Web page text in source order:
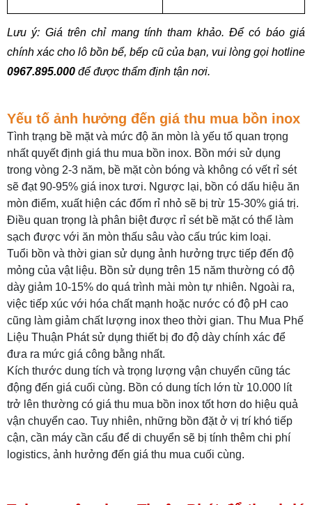
Lưu ý: Giá trên chỉ mang tính tham khảo. Để có báo giá
0967.895.000 để được thẩm định tận nơi.
Yếu tố ảnh hưởng đến giá thu mua bồn inox
Tình trạng bề mặt và mức độ ăn mòn là yếu tố quan trọng
nhất quyết định giá thu mua bồn inox. Bồn mới sử dụng
trong vòng 2-3 năm, bề mặt còn bóng và không có vết rỉ sét
sẽ đạt 90-95% giá inox tươi. Ngược lại, bồn có dấu hiệu ăn
mòn điểm, xuất hiện các đốm rỉ nhỏ sẽ bị trừ 15-30% giá trị.
Điều quan trọng là phân biệt được rỉ sét bề mặt có thể làm
sạch được với ăn mòn thấu sâu vào cấu trúc kim loại.
Tuổi bồn và thời gian sử dụng ảnh hưởng trực tiếp đến độ
mỏng của vật liệu. Bồn sử dụng trên 15 năm thường có độ
dày giảm 10-15% do quá trình mài mòn tự nhiên. Ngoài ra,
việc tiếp xúc với hóa chất mạnh hoặc nước có độ pH cao
cũng làm giảm chất lượng inox theo thời gian. Thu Mua Phế
Liệu Thuận Phát sử dụng thiết bị đo độ dày chính xác để
đưa ra mức giá công bằng nhất.
Kích thước dung tích và trọng lượng vận chuyển cũng tác
động đến giá cuối cùng. Bồn có dung tích lớn từ 10.000 lít
trở lên thường có giá thu mua bồn inox tốt hơn do hiệu quả
vận chuyển cao. Tuy nhiên, những bồn đặt ở vị trí khó tiếp
cận, cần máy cần cẩu để di chuyển sẽ bị tính thêm chi phí
logistics, ảnh hưởng đến giá thu mua cuối cùng.